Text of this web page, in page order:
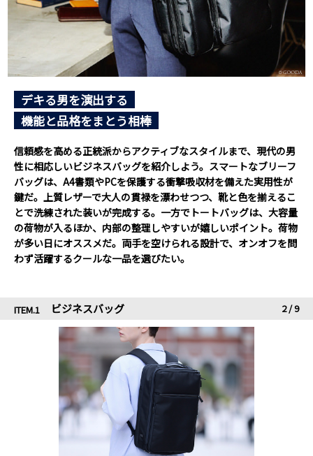
デキる男を演出する
機能と品格をまとう相棒
信頼感を高める正統派からアクティブなスタイルまで、現代の男
性に相応しいビジネスバッグを紹介しよう。スマートなブリーフ
バッグは、A4書類やPCを保護する衝撃吸収材を備えた実用性が
鍵だ。上質レザーで大人の貫禄を漂わせつつ、靴と色を揃えるこ
とで洗練された装いが完成する。一方でトートバッグは、大容量
の荷物が入るほか、内部の整理しやすいが嬉しいポイント。荷物
が多い日にオススメだ。両手を空けられる設計で、オンオフを問
わず活躍するクールな一品を選びたい。
ITEM.1 ビジネスバッグ 2/9